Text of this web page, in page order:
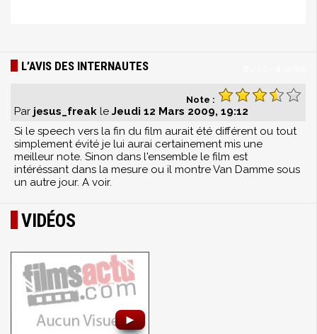
L’AVIS DES INTERNAUTES
Note :
Par jesus_freak le Jeudi 12 Mars 2009, 19:12
Si le speech vers la fin du film aurait été différent ou tout
simplement évité je lui aurai certainement mis une
meilleur note. Sinon dans l'ensemble le film est
intéréssant dans la mesure ou il montre Van Damme sous
un autre jour. A voir.
VIDÉOS
►